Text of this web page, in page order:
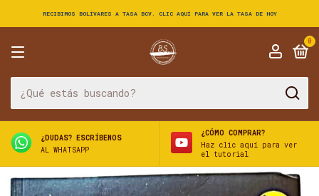
RECIBIMOS BOLÍVARES A TASA BCV. CLIC AQUÍ PARA VER LA TASA DE HOY
0
¿DUDAS? ESCRÍBENOS
AL WHATSAPP
¿CÓMO COMPRAR?
Haz clic aquí para ver
el tutorial